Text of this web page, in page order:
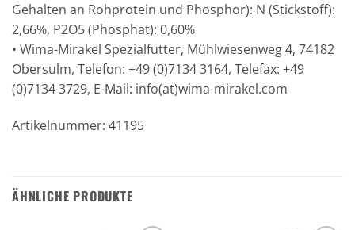
Gehalten an Rohprotein und Phosphor): N (Stickstoff):
2,66%, P2O5 (Phosphat): 0,60%
• Wima-Mirakel Spezialfutter, Mühlwiesenweg 4, 74182
Obersulm, Telefon: +49 (0)7134 3164, Telefax: +49
(0)7134 3729, E-Mail: info(at)wima-mirakel.com
Artikelnummer: 41195
ÄHNLICHE PRODUKTE